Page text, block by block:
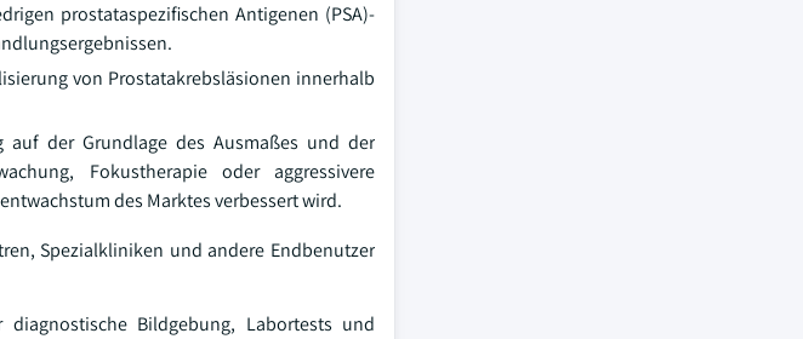
prostataspezifischen Antigenen (PSA)-
von Prostatakrebsläsionen innerhalb
auf der Grundlage des Ausmaßes und der
Fokustherapie oder aggressivere
des Marktes verbessert wird.
Spezialkliniken und andere Endbenutzer
Bildgebung, Labortests und